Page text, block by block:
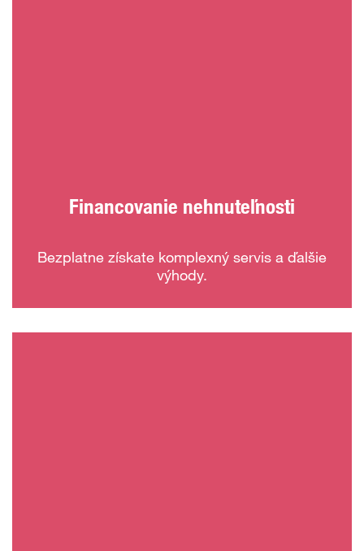
Financovanie nehnuteľnosti
Bezplatne získate komplexný servis a ďalšie
výhody.